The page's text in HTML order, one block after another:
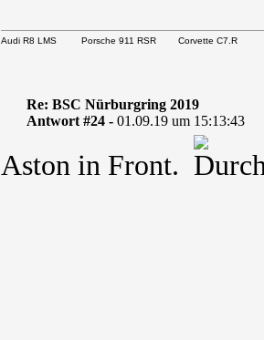
Audi R8 LMS Porsche 911 RSR Corvette C7.R
Re: BSC Nürburgring 2019
Antwort #24 - 01.09.19 um 15:13:43
Aston in Front.